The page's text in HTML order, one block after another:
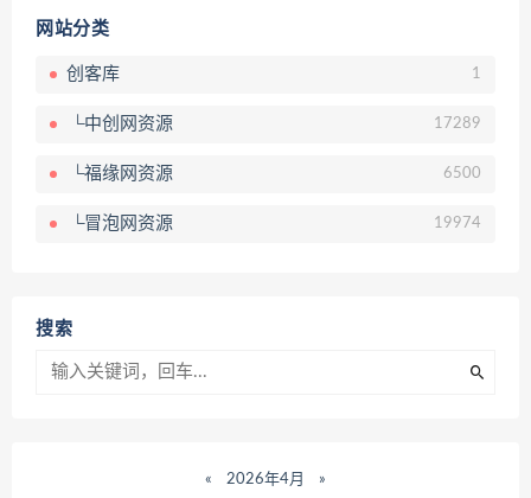
网站分类
创客库 1
└中创网资源 17289
└福缘网资源 6500
└冒泡网资源 19974
搜索
« 2026年4月 »